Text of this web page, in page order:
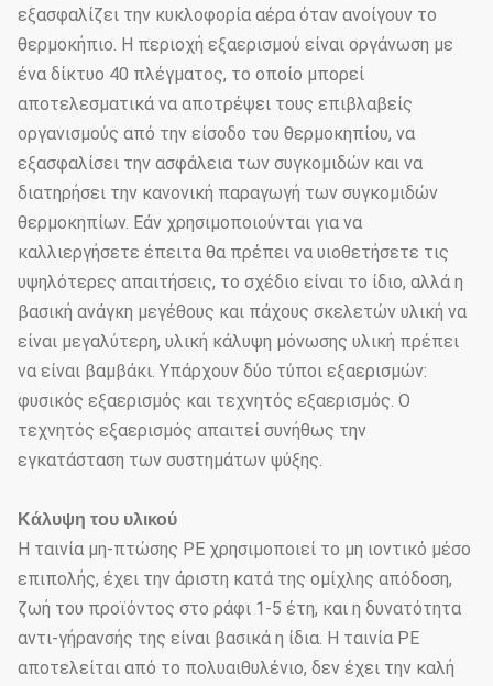
εξασφαλίζει την κυκλοφορία αέρα όταν ανοίγουν το
θερμοκήπιο. Η περιοχή εξαερισμού είναι οργάνωση με
ένα δίκτυο 40 πλέγματος, το οποίο μπορεί
αποτελεσματικά να αποτρέψει τους επιβλαβείς
οργανισμούς από την είσοδο του θερμοκηπίου, να
εξασφαλίσει την ασφάλεια των συγκομιδών και να
διατηρήσει την κανονική παραγωγή των συγκομιδών
θερμοκηπίων. Εάν χρησιμοποιούνται για να
καλλιεργήσετε έπειτα θα πρέπει να υιοθετήσετε τις
υψηλότερες απαιτήσεις, το σχέδιο είναι το ίδιο, αλλά η
βασική ανάγκη μεγέθους και πάχους σκελετών υλική να
είναι μεγαλύτερη, υλική κάλυψη μόνωσης υλική πρέπει
να είναι βαμβάκι. Υπάρχουν δύο τύποι εξαερισμών:
φυσικός εξαερισμός και τεχνητός εξαερισμός. Ο
τεχνητός εξαερισμός απαιτεί συνήθως την
εγκατάσταση των συστημάτων ψύξης.
Κάλυψη του υλικού
Η ταινία μη-πτώσης PE χρησιμοποιεί το μη ιοντικό μέσο
επιπολής, έχει την άριστη κατά της ομίχλης απόδοση,
ζωή του προϊόντος στο ράφι 1-5 έτη, και η δυνατότητα
αντι-γήρανσής της είναι βασικά η ίδια. Η ταινία PE
αποτελείται από το πολυαιθυλένιο, δεν έχει την καλή